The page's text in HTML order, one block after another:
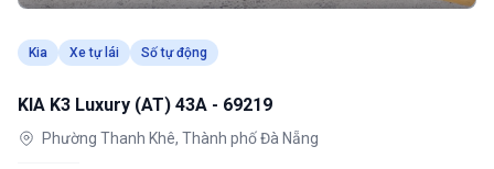
Kia Xe tự lái Số tự động
KIA K3 Luxury (AT) 43A - 69219
Phường Thanh Khê, Thành phố Đà Nẵng